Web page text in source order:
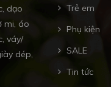
dạo
mi, áo
váy/
dép,
Trẻ em
Phụ kiện
SALE
Tin tức